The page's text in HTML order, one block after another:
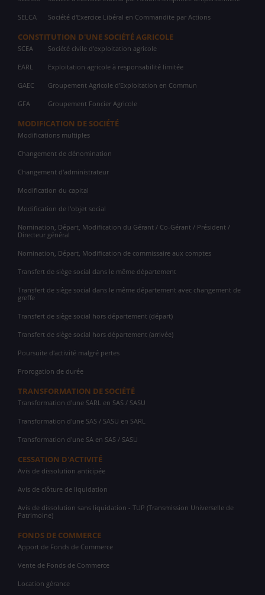
SELCA Société d'Exercice Libéral en Commandite par Actions
CONSTITUTION D'UNE SOCIÉTÉ AGRICOLE
SCEA Société civile d'exploitation agricole
EARL Exploitation agricole à responsabilité limitée
GAEC Groupement Agricole d'Exploitation en Commun
GFA Groupement Foncier Agricole
MODIFICATION DE SOCIÉTÉ
Modifications multiples
Changement de dénomination
Changement d'administrateur
Modification du capital
Modification de l'objet social
Nomination, Départ, Modification du Gérant / Co-Gérant / Président /
Directeur général
Nomination, Départ, Modification de commissaire aux comptes
Transfert de siège social dans le même département
Transfert de siège social dans le même département avec changement de
greffe
Transfert de siège social hors département (départ)
Transfert de siège social hors département (arrivée)
Poursuite d'activité malgré pertes
Prorogation de durée
TRANSFORMATION DE SOCIÉTÉ
Transformation d'une SARL en SAS / SASU
Transformation d'une SAS / SASU en SARL
Transformation d'une SA en SAS / SASU
CESSATION D'ACTIVITÉ
Avis de dissolution anticipée
Avis de clôture de liquidation
Avis de dissolution sans liquidation - TUP (Transmission Universelle de
Patrimoine)
FONDS DE COMMERCE
Apport de Fonds de Commerce
Vente de Fonds de Commerce
Location gérance